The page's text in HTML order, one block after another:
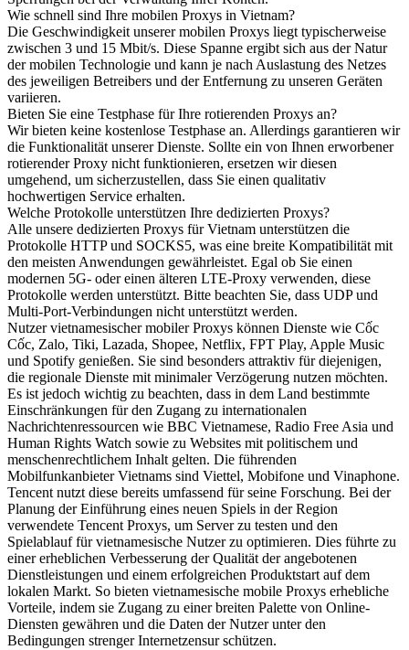
Wie schnell sind Ihre mobilen Proxys in Vietnam?
Die Geschwindigkeit unserer mobilen Proxys liegt typischerweise
zwischen 3 und 15 Mbit/s. Diese Spanne ergibt sich aus der Natur
der mobilen Technologie und kann je nach Auslastung des Netzes
des jeweiligen Betreibers und der Entfernung zu unseren Geräten
variieren.
Bieten Sie eine Testphase für Ihre rotierenden Proxys an?
Wir bieten keine kostenlose Testphase an. Allerdings garantieren wir
die Funktionalität unserer Dienste. Sollte ein von Ihnen erworbener
rotierender Proxy nicht funktionieren, ersetzen wir diesen
umgehend, um sicherzustellen, dass Sie einen qualitativ
hochwertigen Service erhalten.
Welche Protokolle unterstützen Ihre dedizierten Proxys?
Alle unsere dedizierten Proxys für Vietnam unterstützen die
Protokolle HTTP und SOCKS5, was eine breite Kompatibilität mit
den meisten Anwendungen gewährleistet. Egal ob Sie einen
modernen 5G- oder einen älteren LTE-Proxy verwenden, diese
Protokolle werden unterstützt. Bitte beachten Sie, dass UDP und
Multi-Port-Verbindungen nicht unterstützt werden.
Nutzer vietnamesischer mobiler Proxys können Dienste wie Cốc
Cốc, Zalo, Tiki, Lazada, Shopee, Netflix, FPT Play, Apple Music
und Spotify genießen. Sie sind besonders attraktiv für diejenigen,
die regionale Dienste mit minimaler Verzögerung nutzen möchten.
Es ist jedoch wichtig zu beachten, dass in dem Land bestimmte
Einschränkungen für den Zugang zu internationalen
Nachrichtenressourcen wie BBC Vietnamese, Radio Free Asia und
Human Rights Watch sowie zu Websites mit politischem und
menschenrechtlichem Inhalt gelten. Die führenden
Mobilfunkanbieter Vietnams sind Viettel, Mobifone und Vinaphone.
Tencent nutzt diese bereits umfassend für seine Forschung. Bei der
Planung der Einführung eines neuen Spiels in der Region
verwendete Tencent Proxys, um Server zu testen und den
Spielablauf für vietnamesische Nutzer zu optimieren. Dies führte zu
einer erheblichen Verbesserung der Qualität der angebotenen
Dienstleistungen und einem erfolgreichen Produktstart auf dem
lokalen Markt. So bieten vietnamesische mobile Proxys erhebliche
Vorteile, indem sie Zugang zu einer breiten Palette von Online-
Diensten gewähren und die Daten der Nutzer unter den
Bedingungen strenger Internetzensur schützen.